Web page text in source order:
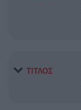
ΤΙΤΛΟΣ